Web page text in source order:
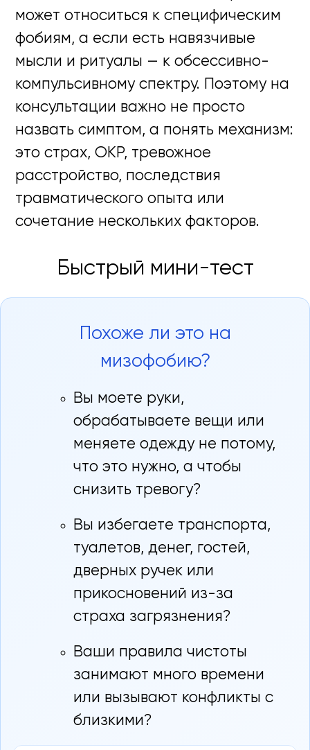
может относиться к специфическим
фобиям, а если есть навязчивые
мысли и ритуалы — к обсессивно-
компульсивному спектру. Поэтому на
консультации важно не просто
назвать симптом, а понять механизм:
это страх, ОКР, тревожное
расстройство, последствия
травматического опыта или
сочетание нескольких факторов.
Быстрый мини-тест
Похоже ли это на
мизофобию?
Вы моете руки,
обрабатываете вещи или
меняете одежду не потому,
что это нужно, а чтобы
снизить тревогу?
Вы избегаете транспорта,
туалетов, денег, гостей,
дверных ручек или
прикосновений из-за
страха загрязнения?
Ваши правила чистоты
занимают много времени
или вызывают конфликты с
близкими?